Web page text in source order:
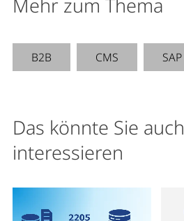
Mehr zum Thema
B2B CMS SAP
Das könnte Sie auch
interessieren